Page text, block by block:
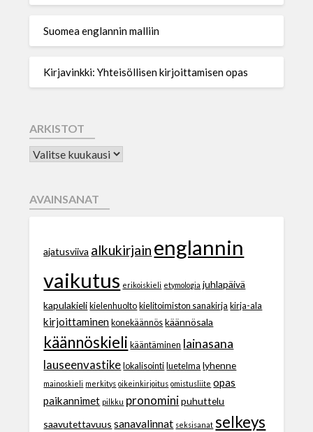
Suomea englannin malliin
Kirjavinkki: Yhteisöllisen kirjoittamisen opas
ARKISTOT
AVAINSANAT
ajatusviiva alkukirjain englannin
vaikutus erikoiskieli etymologia juhlapäivä
kapulakieli kielenhuolto kielitoimiston sanakirja kirja-ala
kirjoittaminen konekäännös käännösala
käännöskieli kääntäminen lainasana
lauseenvastike lokalisointi luetelma lyhenne
mainoskieli merkitys oikeinkirjoitus omistusliite opas
paikannimet pilkku pronomini puhuttelu
saavutettavuus sanavalinnat seksisanat selkeys